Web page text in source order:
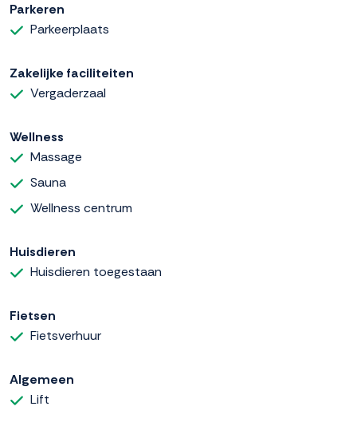
Parkeren
Parkeerplaats
Zakelijke faciliteiten
Vergaderzaal
Wellness
Massage
Sauna
Wellness centrum
Huisdieren
Huisdieren toegestaan
Fietsen
Fietsverhuur
Algemeen
Lift